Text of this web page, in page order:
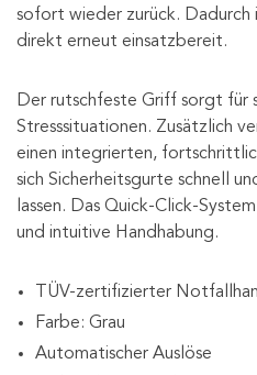
sofort wieder zurück.
direkt erneut einsatzbereit.
Der rutschfeste Griff sorgt für
Stresssituationen. Zusätzlich
einen integrierten,
sich Sicherheitsgurte schnell
lassen. Das Quick-Click-
und intuitive Handhabung.
TÜV-zertifizierter
Farbe: Grau
Automatischer Auslöse